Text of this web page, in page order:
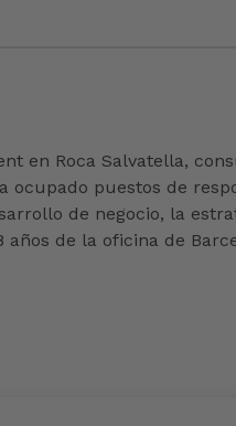
en Roca Salvatella,
ocupado puestos de
de negocio, la
de la oficina de